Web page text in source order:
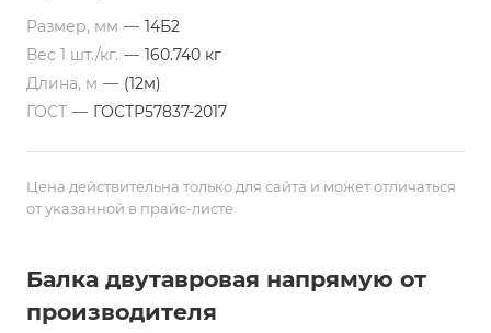
Размер, мм — 14Б2
Вес 1 шт./кг. — 160.740 кг
Длина, м — (12м)
ГОСТ — ГОСТР57837-2017
Цена действительна только для сайта и может отличаться
от указанной в прайс-листе
Балка двутавровая напрямую от
производителя